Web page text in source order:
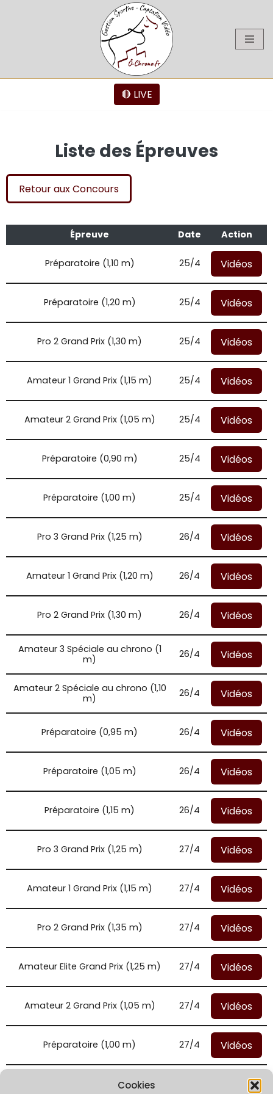
Cookies
🔴 LIVE
Liste des Épreuves
Retour aux Concours
Épreuve Date Action
Préparatoire (1,10 m) 25/4 Vidéos
Préparatoire (1,20 m) 25/4 Vidéos
Pro 2 Grand Prix (1,30 m) 25/4 Vidéos
Amateur 1 Grand Prix (1,15 m) 25/4 Vidéos
Amateur 2 Grand Prix (1,05 m) 25/4 Vidéos
Préparatoire (0,90 m) 25/4 Vidéos
Préparatoire (1,00 m) 25/4 Vidéos
Pro 3 Grand Prix (1,25 m) 26/4 Vidéos
Amateur 1 Grand Prix (1,20 m) 26/4 Vidéos
Pro 2 Grand Prix (1,30 m) 26/4 Vidéos
Amateur 3 Spéciale au chrono (1
m)
26/4 Vidéos
Amateur 2 Spéciale au chrono (1,10
m)
26/4 Vidéos
Préparatoire (0,95 m) 26/4 Vidéos
Préparatoire (1,05 m) 26/4 Vidéos
Préparatoire (1,15 m) 26/4 Vidéos
Pro 3 Grand Prix (1,25 m) 27/4 Vidéos
Amateur 1 Grand Prix (1,15 m) 27/4 Vidéos
Pro 2 Grand Prix (1,35 m) 27/4 Vidéos
Amateur Elite Grand Prix (1,25 m) 27/4 Vidéos
Amateur 2 Grand Prix (1,05 m) 27/4 Vidéos
Préparatoire (1,00 m) 27/4 Vidéos
Préparatoire (1,15 m) Vidéos